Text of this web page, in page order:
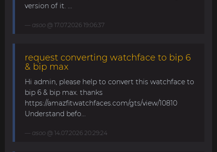
version of it. ...
asoo @ 17.07.2026 19:06:37
request converting watchface to bip 6
& bip max
Hi admin, please help to convert this watchface to
bip 6 & bip max. thanks
https://amazfitwatchfaces.com/gts/view/10810
Understand befo...
asoo @ 14.07.2026 20:29:24